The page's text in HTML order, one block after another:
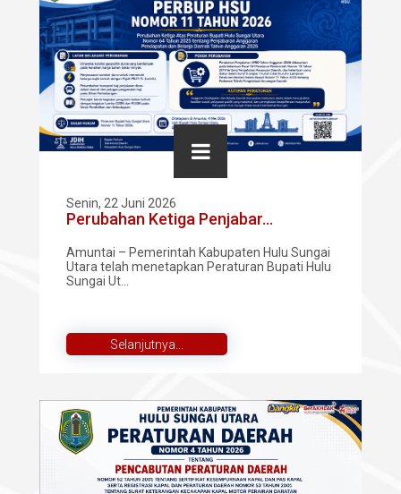
Senin, 22 Juni 2026
Perubahan Ketiga Penjabar...
Amuntai – Pemerintah Kabupaten Hulu Sungai
Utara telah menetapkan Peraturan Bupati Hulu
Sungai Ut...
Selanjutnya...